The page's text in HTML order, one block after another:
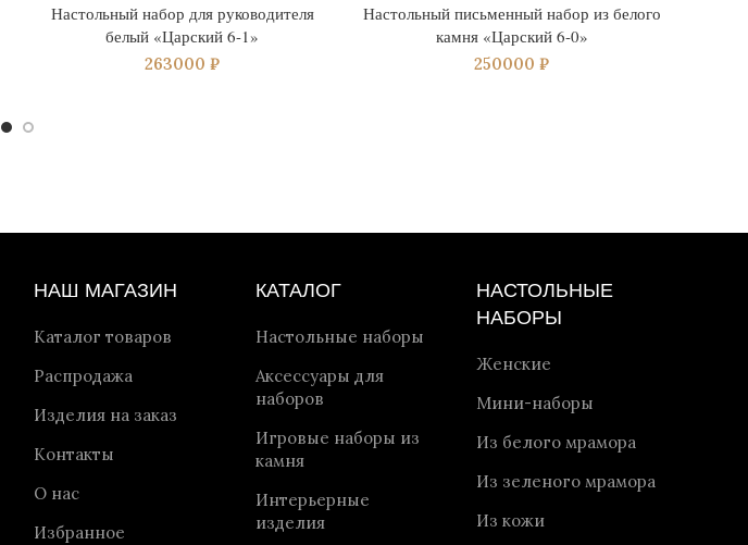
Настольный набор для руководителя
белый «Царский 6-1»
263000 ₽
Настольный письменный набор из белого
камня «Царский 6-0»
250000 ₽
НАШ МАГАЗИН
Каталог товаров
Распродажа
Изделия на заказ
Контакты
О нас
Избранное
КАТАЛОГ
Настольные наборы
Аксессуары для
наборов
Игровые наборы из
камня
Интерьерные
изделия
НАСТОЛЬНЫЕ
НАБОРЫ
Женские
Мини-наборы
Из белого мрамора
Из зеленого мрамора
Из кожи